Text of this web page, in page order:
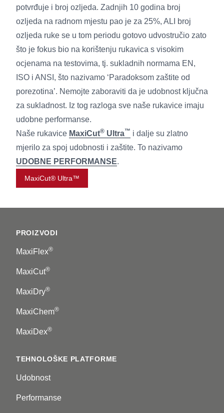
potvrđuje i broj ozljeda. Zadnjih 10 godina broj
ozljeda na radnom mjestu pao je za 25%, ALI broj
ozljeda ruke se u tom periodu gotovo udvostručio zato
što je fokus bio na korištenju rukavica s visokim
ocjenama na testovima, tj. sukladnih normama EN,
ISO i ANSI, što nazivamo ‘Paradoksom zaštite od
porezotina’. Nemojte zaboraviti da je udobnost ključna
za sukladnost. Iz tog razloga sve naše rukavice imaju
udobne performanse.
Naše rukavice MaxiCut® Ultra™ i dalje su zlatno
mjerilo za spoj udobnosti i zaštite. To nazivamo
UDOBNE PERFORMANSE.
MaxiCut® Ultra™
PROIZVODI
MaxiFlex®
MaxiCut®
MaxiDry®
MaxiChem®
MaxiDex®
TEHNOLOŠKE PLATFORME
Udobnost
Performanse